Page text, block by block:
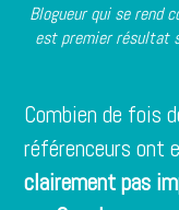
Blogueur qui se rend
est premier résultat
Combien de fois
référenceurs ont
clairement pas